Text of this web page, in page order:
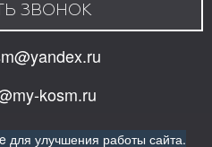
ЗВОНОК
kosm.ru
СЕТЯХ:
улучшения работы сайта.